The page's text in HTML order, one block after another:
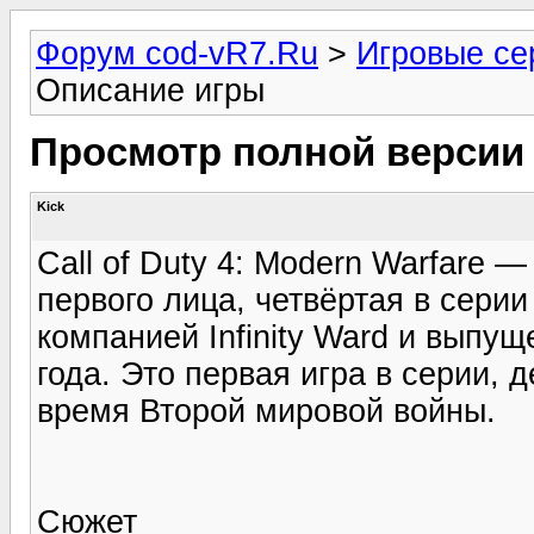
Форум cod-vR7.Ru > Игровые
Описание игры
Просмотр полной
Kick
Call of Duty 4: Modern Warfare
первого лица, четвёртая в
компанией Infinity Ward и
года. Это первая игра в серии,
время Второй мировой войны.
Сюжет